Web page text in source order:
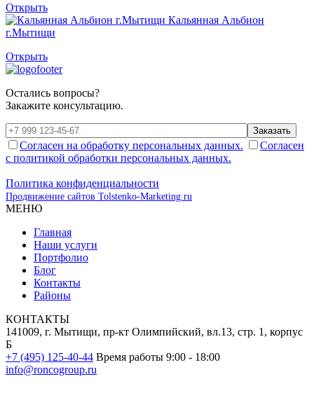
Открыть
Кальянная Альбион
г.Мытищи
Открыть
Остались вопросы?
Закажите консультацию.
Заказать
Согласен на обработку персональных данных.
Согласен
с политикой обработки персональных данных.
Политика конфиденциальности
Продвижение сайтов Tolstenko-Marketing.ru
МЕНЮ
Главная
Наши услуги
Портфолио
Блог
Контакты
Районы
КОНТАКТЫ
141009, г. Мытищи, пр-кт Олимпийский, вл.13, стр. 1, корпус
Б
+7 (495) 125-40-44 Время работы 9:00 - 18:00
info@roncogroup.ru